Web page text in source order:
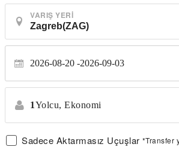
VARIŞ YERI
2026-08-20 2026-09-03
1Yolcu, Ekonomi
Sadece Aktarmasız Uçuşlar *Transfer